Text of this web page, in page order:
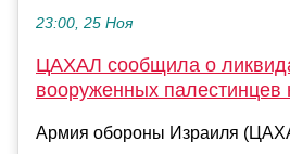
23:00, 25 Ноя
ЦАХАЛ сообщила о
вооруженных палестинцев
Армия обороны Израиля